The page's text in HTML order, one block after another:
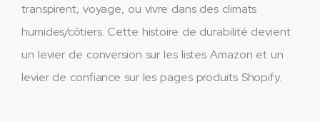
transpirent, voyage, ou vivre dans des climats
humides/côtiers. Cette histoire de durabilité devient
un levier de conversion sur les listes Amazon et un
levier de confiance sur les pages produits Shopify.